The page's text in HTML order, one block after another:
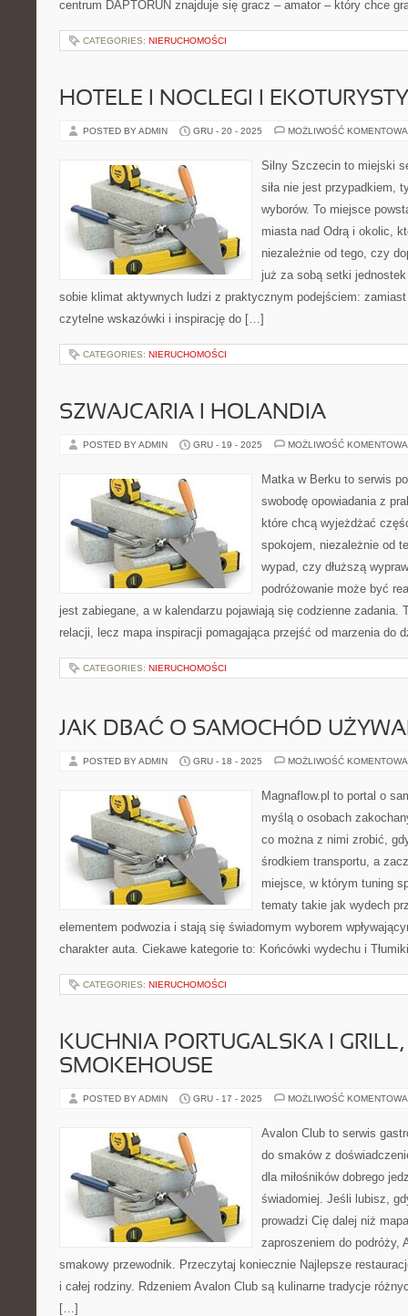
centrum DAPTORUN znajduje się gracz – amator – który chce
CATEGORIES: NIERUCHOMOŚCI
HOTELE I NOCLEGI I
POSTED BY ADMIN GRU - 20 - 2025 MOŻLIWOŚĆ
Silny Szczecin to miejski
siła nie jest przypadkiem,
wyborów. To miejsce
miasta nad Odrą i okolic,
niezależnie od tego, czy
już za sobą setki
sobie klimat aktywnych ludzi z praktycznym podejściem: zamiast
czytelne wskazówki i inspirację do […]
CATEGORIES: NIERUCHOMOŚCI
SZWAJCARIA I HOLANDIA
POSTED BY ADMIN GRU - 19 - 2025 MOŻLIWOŚĆ
Matka w Berku to serwis
swobodę opowiadania z
które chcą wyjeżdżać
spokojem, niezależnie od
wypad, czy dłuższą
podróżowanie może być
jest zabiegane, a w kalendarzu pojawiają się codzienne zadania.
relacji, lecz mapa inspiracji pomagająca przejść od marzenia do
CATEGORIES: NIERUCHOMOŚCI
JAK DBAĆ O SAMOCHÓD
POSTED BY ADMIN GRU - 18 - 2025 MOŻLIWOŚĆ
Magnaflow.pl to portal o
myślą o osobach
co można z nimi zrobić,
środkiem transportu, a
miejsce, w którym tuning
tematy takie jak wydech
elementem podwozia i stają się świadomym wyborem
charakter auta. Ciekawe kategorie to: Końcówki wydechu i
CATEGORIES: NIERUCHOMOŚCI
KUCHNIA PORTUGALSKA I
SMOKEHOUSE
POSTED BY ADMIN GRU - 17 - 2025 MOŻLIWOŚĆ
Avalon Club to serwis
do smaków z
dla miłośników dobrego
świadomiej. Jeśli lubisz,
prowadzi Cię dalej niż
zaproszeniem do podróży,
smakowy przewodnik. Przeczytaj koniecznie Najlepsze
i całej rodziny. Rdzeniem Avalon Club są kulinarne tradycje
[…]